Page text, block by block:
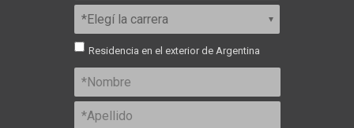
Residencia en el exterior de Argentina